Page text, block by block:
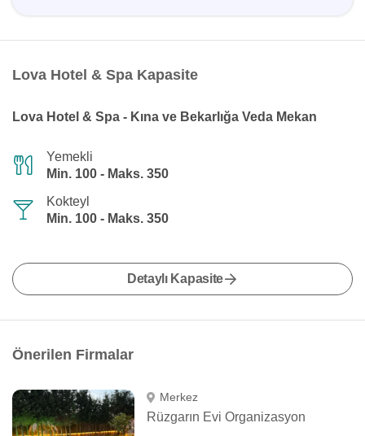
Lova Hotel & Spa Kapasite
Lova Hotel & Spa - Kına ve Bekarlığa Veda Mekan
Yemekli
Min. 100 - Maks. 350
Kokteyl
Min. 100 - Maks. 350
Detaylı Kapasite
Önerilen Firmalar
Merkez
Rüzgarın Evi Organizasyon